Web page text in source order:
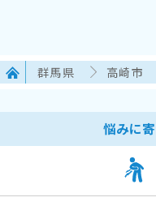
群馬県 高崎市
悩みに